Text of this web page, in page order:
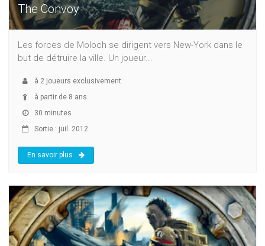
The Convoy
Les forces de Moloch se dirigent vers New-York dans le
but de détruire la ville. Un joueur...
à 2 joueurs exclusivement
à partir de 8 ans
30 minutes
Sortie : juil. 2012
En savoir plus